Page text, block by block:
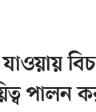
পালন